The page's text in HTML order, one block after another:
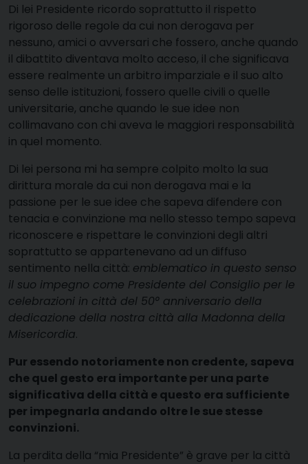
Di lei Presidente ricordo soprattutto il rispetto
rigoroso delle regole da cui non derogava per
nessuno, amici o avversari che fossero, anche quando
il dibattito diventava molto acceso, il che significava
essere realmente un arbitro imparziale e il suo alto
senso delle istituzioni, fossero quelle civili o quelle
universitarie, anche quando le sue idee non
collimavano con chi aveva le maggiori responsabilità
in quel momento.
Di lei persona mi ha sempre colpito molto la sua
dirittura morale da cui non derogava mai e la
passione per le sue idee che sapeva difendere con
tenacia e convinzione ma nello stesso tempo sapeva
riconoscere e rispettare le convinzioni degli altri
soprattutto se appartenevano ad un diffuso
sentimento nella città: emblematico in questo senso
il suo impegno come Presidente del Consiglio per le
celebrazioni in città del 50° anniversario della
dedicazione della nostra città alla Madonna della
Misericordia.
Pur essendo notoriamente non credente, sapeva
che quel gesto era importante per una parte
significativa della città e questo era sufficiente
per impegnarla andando oltre le sue stesse
convinzioni.
La perdita della “mia Presidente” è grave per la città